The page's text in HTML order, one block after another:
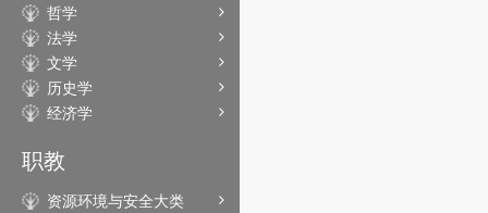
哲学
法学
文学
历史学
经济学
职教
资源环境与安全大类